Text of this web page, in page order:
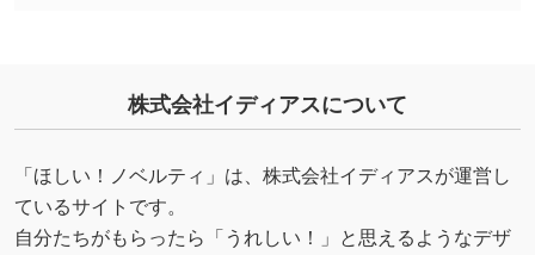
を生成してほしい
URLをご指定いただければ、QRコードを生成
いたします。配置のご相談にも応じています。
→詳しく見る
株式会社イディアスについて
「ほしい！ノベルティ」は、株式会社イディアスが運営し
ているサイトです。
自分たちがもらったら「うれしい！」と思えるようなデザ